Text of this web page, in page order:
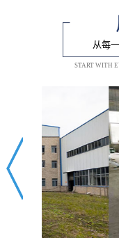
从每
START WITH